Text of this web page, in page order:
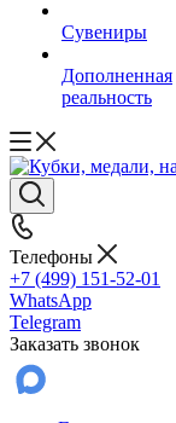
Сувениры
Дополненная
реальность
Телефоны
+7 (499) 151-52-01
WhatsApp
Telegram
Заказать звонок